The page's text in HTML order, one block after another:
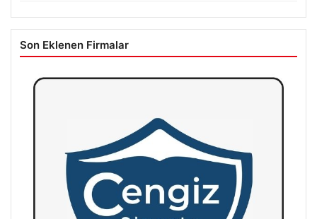
Son Eklenen Firmalar